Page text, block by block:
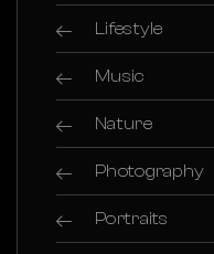
Lifestyle
Music
Nature
Photography
Portraits